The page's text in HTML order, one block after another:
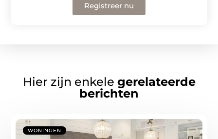
Registreer nu
Hier zijn enkele gerelateerde
berichten
WONINGEN